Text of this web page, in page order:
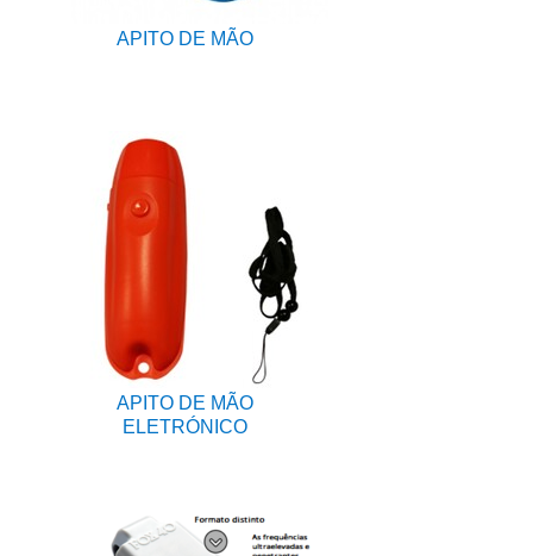
APITO DE MÃO
APITO DE MÃO
ELETRÓNICO